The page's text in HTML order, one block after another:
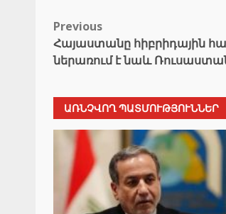
Post
navigation
Previous
Հայաստանը հիբրիդային
ներառում է նաև
ԱՌՆՉՎՈՂ ՊԱՏՄՈՒԹՅՈՒՆՆԵՐ